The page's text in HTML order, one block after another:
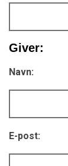
Giver:
Navn:
E-post: